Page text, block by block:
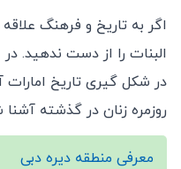
اگر به تاریخ و فرهنگ علاقه
‌البنات را از دست ندهید.
در شکل ‌گیری تاریخ امارات
روزمره زنان در گذشته آشنا
معرفی منطقه دیره دبی